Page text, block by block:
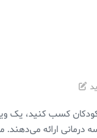
کودکان کسب کنید،
ارائه می‌دهند.